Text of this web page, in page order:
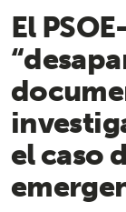
El
el caso